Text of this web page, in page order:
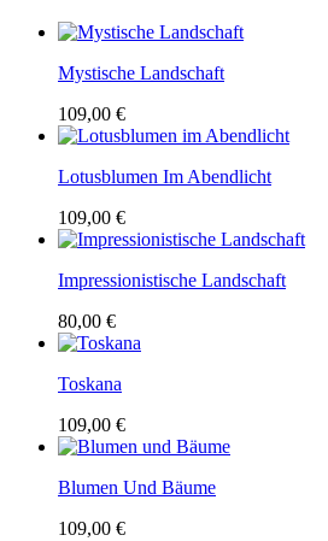
Mystische Landschaft
109,00 €
Lotusblumen Im Abendlicht
109,00 €
Impressionistische Landschaft
80,00 €
Toskana
109,00 €
Blumen Und Bäume
109,00 €